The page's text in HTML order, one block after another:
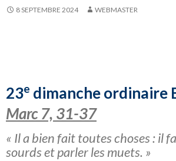
8 SEPTEMBRE 2024 WEBMASTER
23e dimanche ordinaire
Marc 7, 31-37
« Il a bien fait toutes choses : il
sourds et parler les muets. »